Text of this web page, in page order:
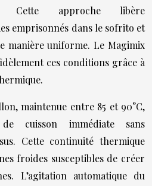
Cette approche libère
emprisonnés dans le sofrito et
manière uniforme. Le Magimix
ces conditions grâce à
maintenue entre 85 et 90°C,
cuisson immédiate sans
Cette continuité thermique
froides susceptibles de créer
L’agitation automatique du